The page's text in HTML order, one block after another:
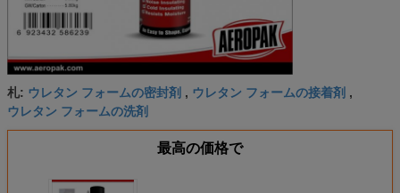
札: ウレタン フォームの密封剤 , ウレタン フォームの接着剤 ,
ウレタン フォームの洗剤
最高の価格で